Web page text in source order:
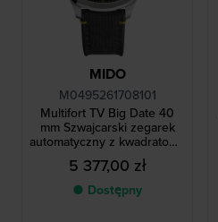
MIDO
M0495261708101
Multifort TV Big Date 40
mm Szwajcarski zegarek
automatyczny z kwadratową
kopertą TV i dużym
datownikiem
5 377,00 zł
● Dostępny